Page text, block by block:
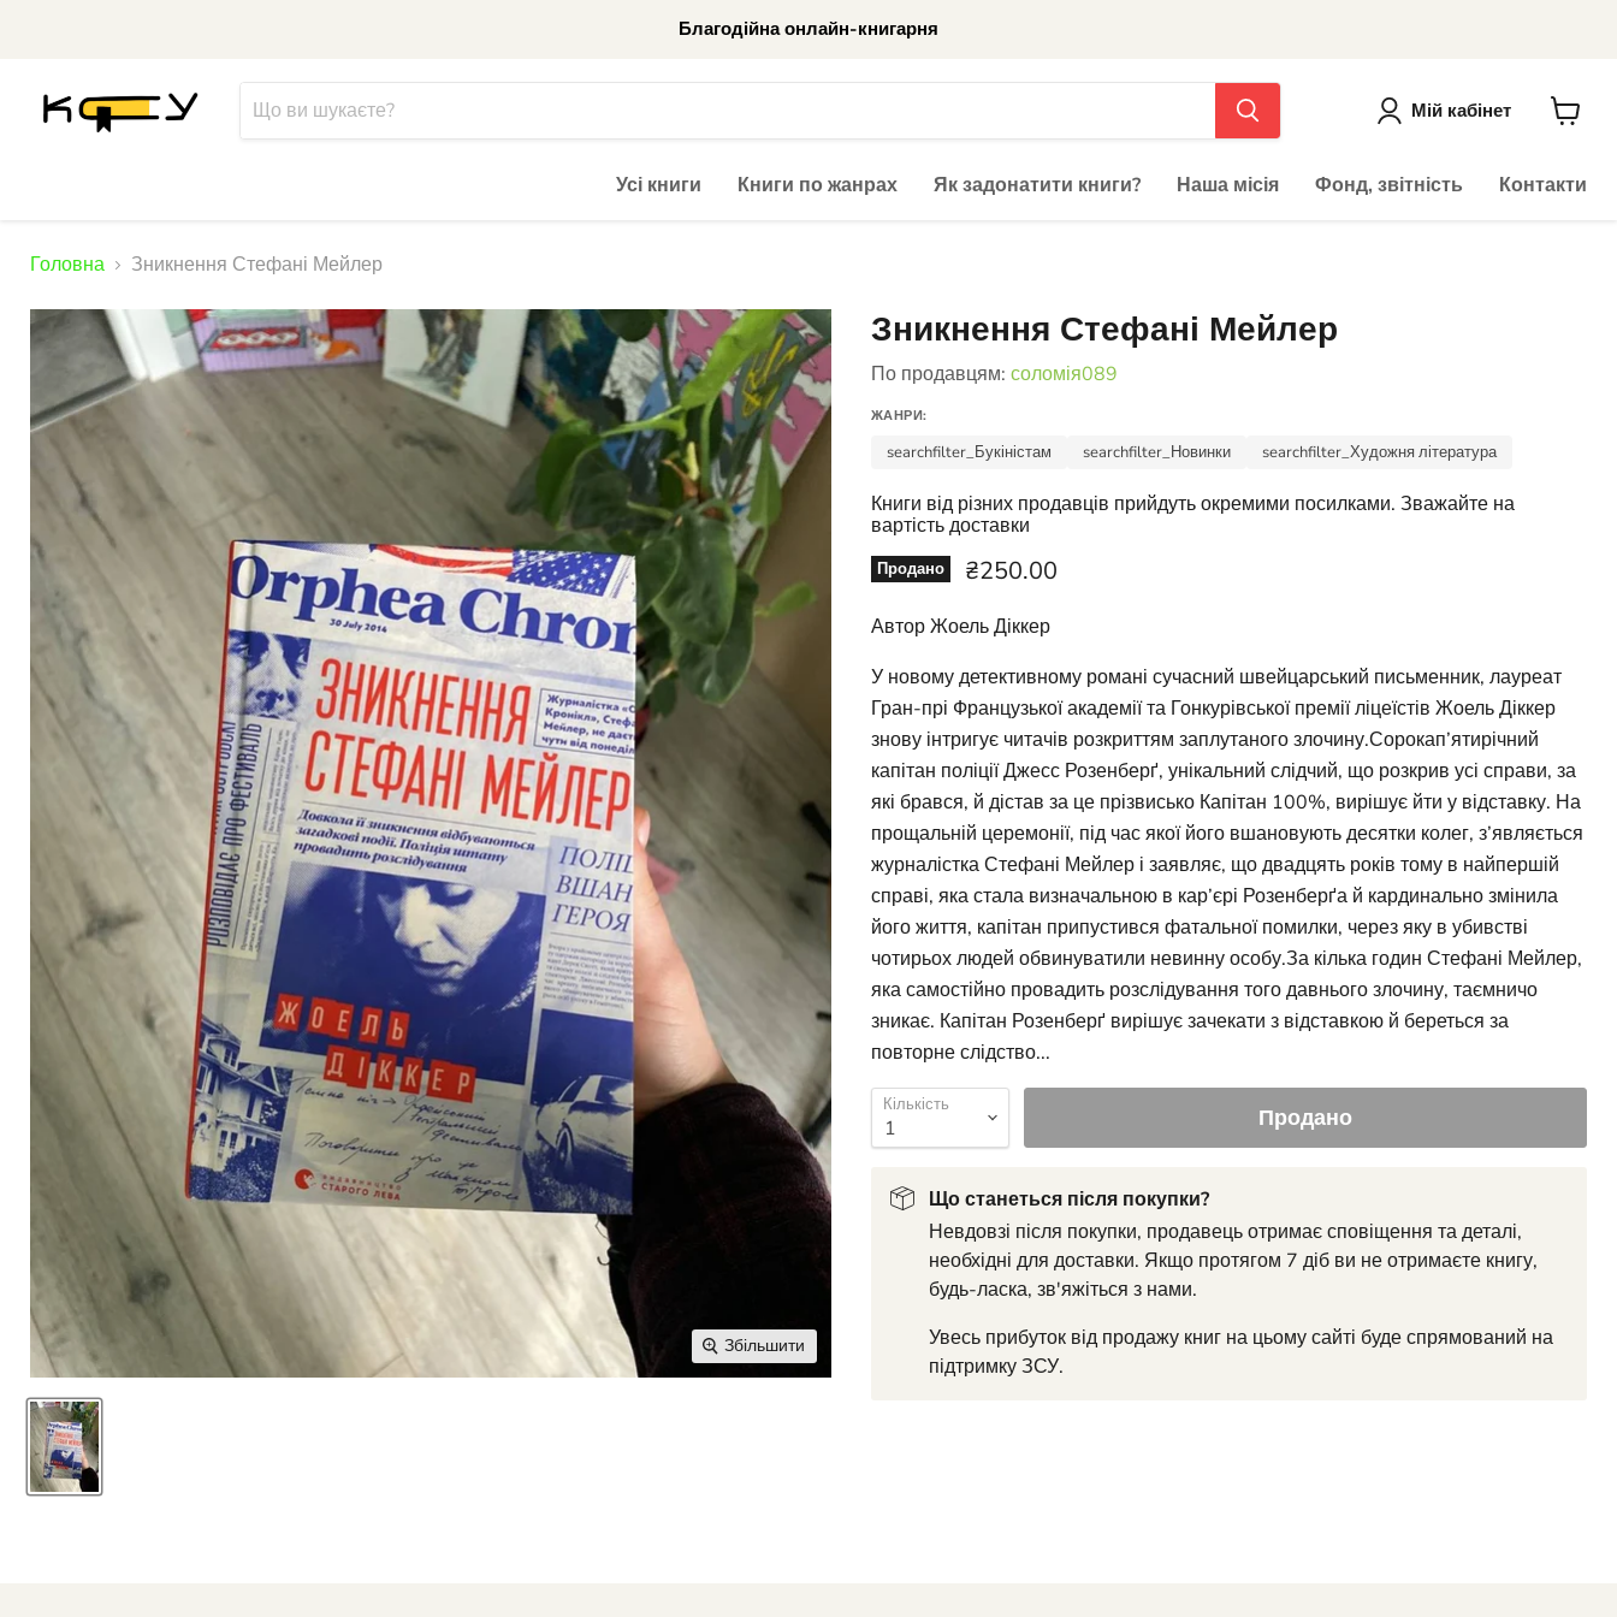
Благодійна онлайн-книгарня
Мій кабінет
Усі книги
Книги по жанрах Як задонатити книги? Наша місія Фонд, звітність Контакти
Головна Зникнення Стефані Мейлер
Збільшити
Зникнення Стефані Мейлер
По продавцям: соломія089
ЖАНРИ:
searchfilter_Букіністам searchfilter_Новинки searchfilter_Художня література
Книги від різних продавців прийдуть окремими посилками. Зважайте на
вартість доставки
Продано Ціна зараз
₴250.00
Автор Жоель Діккер
У новому детективному романі сучасний швейцарський письменник, лауреат
Гран-прі Французької академії та Гонкурівської премії ліцеїстів Жоель Діккер
знову інтригує читачів розкриттям заплутаного злочину.Сорокап’ятирічний
капітан поліції Джесс Розенберґ, унікальний слідчий, що розкрив усі справи, за
які брався, й дістав за це прізвисько Капітан 100%, вирішує йти у відставку. На
прощальній церемонії, під час якої його вшановують десятки колег, з’являється
журналістка Стефані Мейлер і заявляє, що двадцять років тому в найпершій
справі, яка стала визначальною в кар’єрі Розенберґа й кардинально змінила
його життя, капітан припустився фатальної помилки, через яку в убивстві
чотирьох людей обвинуватили невинну особу.За кілька годин Стефані Мейлер,
яка самостійно провадить розслідування того давнього злочину, таємничо
зникає. Капітан Розенберґ вирішує зачекати з відставкою й береться за
повторне слідство...
Кількість Продано
Що станеться після покупки?
Невдовзі після покупки, продавець отримає сповіщення та деталі,
необхідні для доставки. Якщо протягом 7 діб ви не отримаєте книгу,
будь-ласка, зв'яжіться з нами.
Увесь прибуток від продажу книг на цьому сайті буде спрямований на
підтримку ЗСУ.